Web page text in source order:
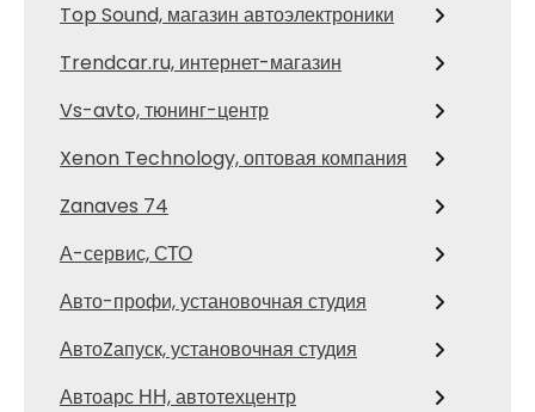
Top Sound, магазин автоэлектроники
Trendcar.ru, интернет-магазин
Vs-avto, тюнинг-центр
Xenon Technology, оптовая компания
Zanaves 74
А-сервис, СТО
Авто-профи, установочная студия
АвтоZапуск, установочная студия
Автоарс НН, автотехцентр